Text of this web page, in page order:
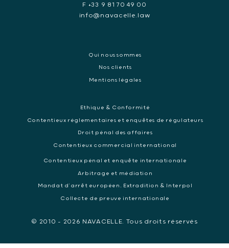
F +33 9 81 70 49 00
info@navacelle.law
Qui nous sommes
Nos clients
Mentions légales
Ethique & Conformité
Contentieux réglementaires et enquêtes de régulateurs
Droit pénal des affaires
Contentieux commercial international
Contentieux pénal et enquête internationale
Arbitrage et médiation
Mandat d’arrêt européen, Extradition & Interpol
Collecte de preuve internationale
© 2010 - 2026 NAVACELLE. Tous droits réservés